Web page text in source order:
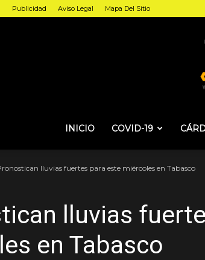
Publicidad Aviso Legal Mapa Del Sitio
INICIO COVID-19
lluvias fuertes para este miércoles en Tabasco
lluvias
en Tabasco